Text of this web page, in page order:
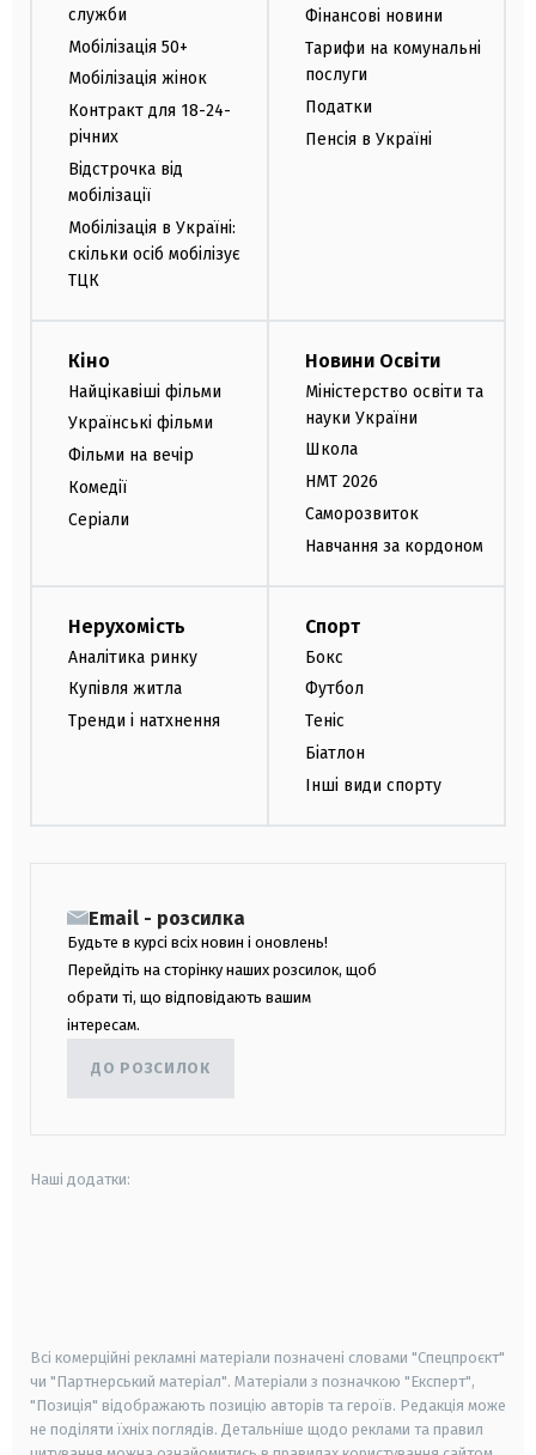
служби
Мобілізація 50+
Мобілізація жінок
Контракт для 18-24-
річних
Відстрочка від
мобілізації
Мобілізація в Україні:
скільки осіб мобілізує
ТЦК
Фінансові новини
Тарифи на комунальні
послуги
Податки
Пенсія в Україні
Кіно
Найцікавіші фільми
Українські фільми
Фільми на вечір
Комедії
Серіали
Новини Освіти
Міністерство освіти та
науки України
Школа
НМТ 2026
Саморозвиток
Навчання за кордоном
Нерухомість
Аналітика ринку
Купівля житла
Тренди і натхнення
Спорт
Бокс
Футбол
Теніс
Біатлон
Інші види спорту
Email - розсилка
Будьте в курсі всіх новин і оновлень!
Перейдіть на сторінку наших розсилок, щоб
обрати ті, що відповідають вашим
інтересам.
ДО РОЗСИЛОК
Наші додатки:
Всі комерційні рекламні матеріали позначені словами "Спецпроєкт"
чи "Партнерський матеріал". Матеріали з позначкою "Експерт",
"Позиція" відображають позицію авторів та героїв. Редакція може
не поділяти їхніх поглядів. Детальніше щодо реклами та правил